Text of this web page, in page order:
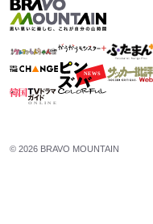
© 2026 BRAVO MOUNTAIN